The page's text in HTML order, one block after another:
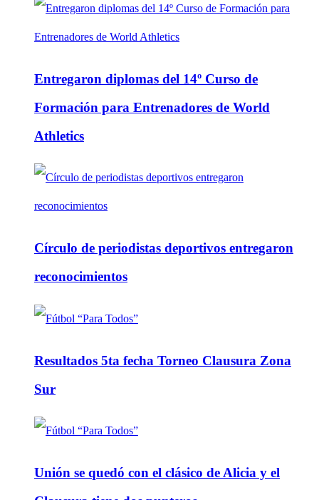
Entregaron diplomas del 14º Curso de
Formación para Entrenadores de World
Athletics
Círculo de periodistas deportivos entregaron
reconocimientos
Resultados 5ta fecha Torneo Clausura Zona
Sur
Unión se quedó con el clásico de Alicia y el